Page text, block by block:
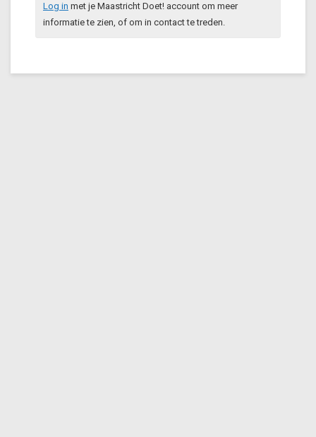
Log in met je Maastricht Doet! account om meer
informatie te zien, of om in contact te treden.